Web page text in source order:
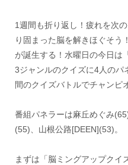
1週間も折り返し！疲れを次
り固まった脳を解きほぐそう
が誕生する！水曜日の今日は
3ジャンルのクイズに4人のパ
間のクイズバトルでチャンピ
番組パネラーは麻丘めぐみ
(55)、山根公路[DEEN](53)。
まずは「脳ミングアップクイ